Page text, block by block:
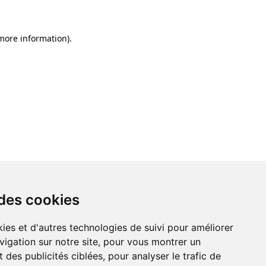
cookies
et d'autres technologies de suivi pour améliorer
sur notre site, pour vous montrer un
des publicités ciblées, pour analyser le trafic de
information).